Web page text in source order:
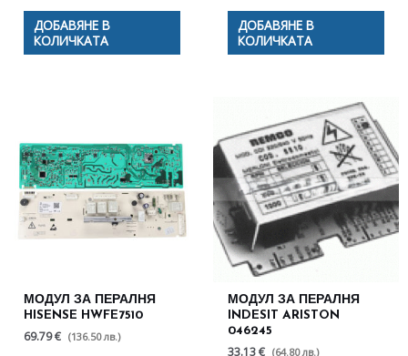
ДОБАВЯНЕ В
КОЛИЧКАТА
ДОБАВЯНЕ В
КОЛИЧКАТА
МОДУЛ ЗА ПЕРАЛНЯ
HISENSE HWFE7510
69.79 € (136.50 лв.)
МОДУЛ ЗА ПЕРАЛНЯ
INDESIT ARISTON
046245
33.13 € (64.80 лв.)